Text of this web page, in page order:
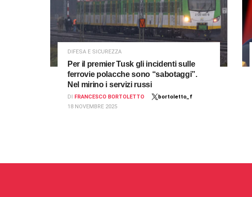
DIFESA E SICUREZZA
Per il premier Tusk gli incidenti sulle
ferrovie polacche sono “sabotaggi”.
Nel mirino i servizi russi
DI FRANCESCO BORTOLETTO
bortoletto_f
18 NOVEMBRE 2025